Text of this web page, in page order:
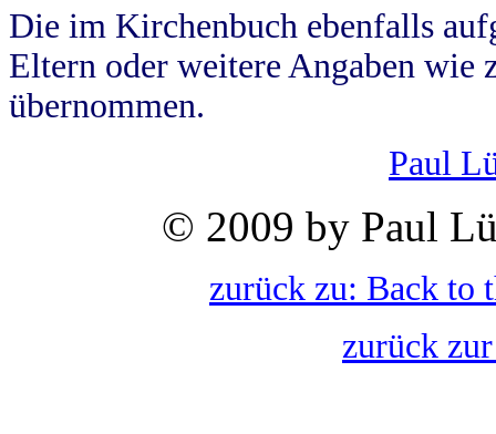
Die im Kirchenbuch ebenfalls
Eltern oder weitere Angaben wie
übernommen.
Paul
© 2009 by Paul
zurück zu: Back to
zurück